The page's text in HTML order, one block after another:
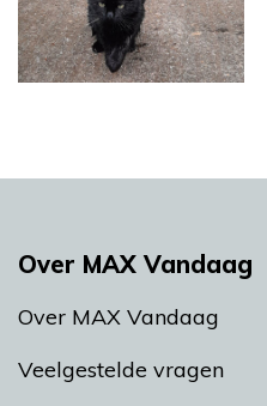
Over MAX Vandaag
Over MAX Vandaag
Veelgestelde vragen